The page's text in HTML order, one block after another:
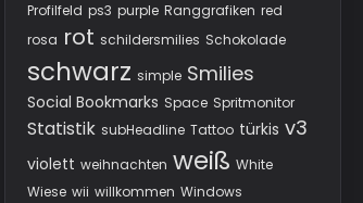
Profilfeld ps3 purple Ranggrafiken red
rosa rot schildersmilies Schokolade
schwarz simple Smilies
Social Bookmarks Space Spritmonitor
Statistik subHeadline Tattoo türkis v3
violett weihnachten weiß White
Wiese wii willkommen Windows